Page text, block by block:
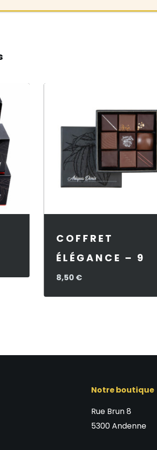
€
COFFRET
ÉLÉGANCE – 9
8,50 €
Notre boutique
Rue Brun 8
5300 Andenne